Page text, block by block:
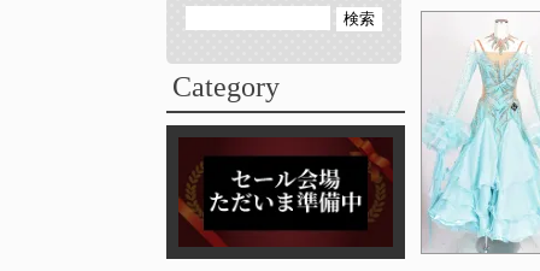
Category